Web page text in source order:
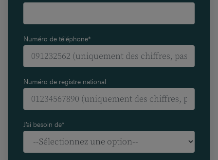
Numéro de téléphone*
Numéro de registre national
J’ai besoin de*